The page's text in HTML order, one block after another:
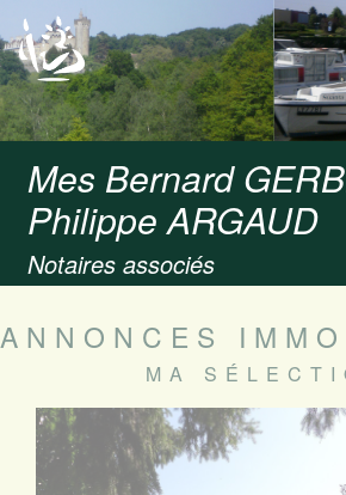
Mes Bernard
Philippe ARGAUD
Notaires associés
ANNONCES
MA